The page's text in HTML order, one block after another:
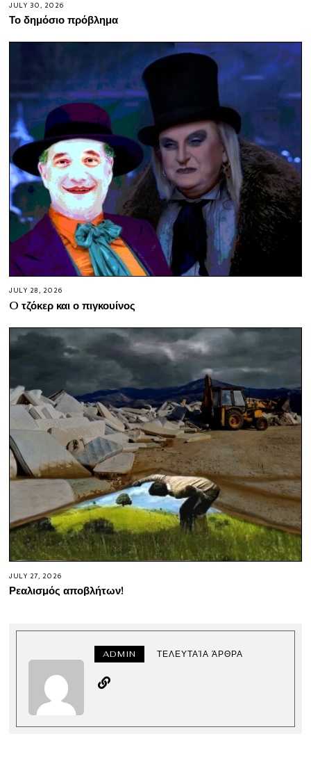
JULY 30, 2026
Το δημόσιο πρόβλημα
JULY 28, 2026
O τζόκερ και ο πιγκουίνος
JULY 27, 2026
Ρεαλισμός αποβλήτων!
ADMIN ΤΕΛΕΥΤΑΊΑ ΆΡΘΡΑ